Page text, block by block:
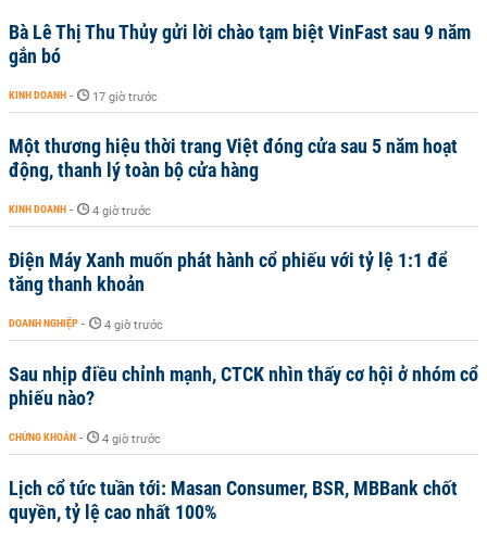
Bà Lê Thị Thu Thủy gửi lời chào tạm biệt VinFast sau 9 năm
gắn bó
KINH DOANH - 17 giờ trước
Một thương hiệu thời trang Việt đóng cửa sau 5 năm hoạt
động, thanh lý toàn bộ cửa hàng
KINH DOANH - 4 giờ trước
Điện Máy Xanh muốn phát hành cổ phiếu với tỷ lệ 1:1 để
tăng thanh khoản
DOANH NGHIỆP - 4 giờ trước
Sau nhịp điều chỉnh mạnh, CTCK nhìn thấy cơ hội ở nhóm cổ
phiếu nào?
CHỨNG KHOÁN - 4 giờ trước
Lịch cổ tức tuần tới: Masan Consumer, BSR, MBBank chốt
quyền, tỷ lệ cao nhất 100%